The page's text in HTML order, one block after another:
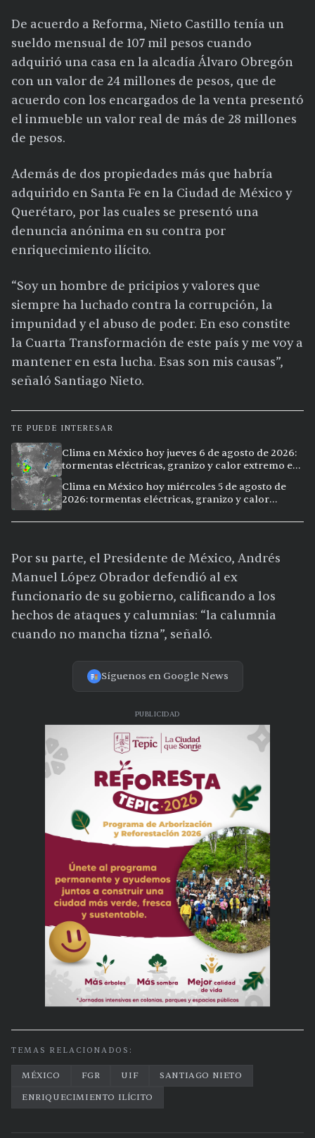
De acuerdo a Reforma, Nieto Castillo tenía un
sueldo mensual de 107 mil pesos cuando
adquirió una casa en la alcadía Álvaro Obregón
con un valor de 24 millones de pesos, que de
acuerdo con los encargados de la venta presentó
el inmueble un valor real de más de 28 millones
de pesos.
Además de dos propiedades más que habría
adquirido en Santa Fe en la Ciudad de México y
Querétaro, por las cuales se presentó una
denuncia anónima en su contra por
enriquecimiento ilícito.
“Soy un hombre de pricipios y valores que
siempre ha luchado contra la corrupción, la
impunidad y el abuso de poder. En eso constite
la Cuarta Transformación de este país y me voy a
mantener en esta lucha. Esas son mis causas”,
señaló Santiago Nieto.
TE PUEDE INTERESAR
Clima en México hoy jueves 6 de agosto de 2026:
tormentas eléctricas, granizo y calor extremo en
Clima en México hoy miércoles 5 de agosto de
2026: tormentas eléctricas, granizo y calor
Por su parte, el Presidente de México, Andrés
Manuel López Obrador defendió al ex
funcionario de su gobierno, calificando a los
hechos de ataques y calumnias: “la calumnia
cuando no mancha tizna”, señaló.
Síguenos en Google News
PUBLICIDAD
TEMAS RELACIONADOS:
MÉXICO FGR UIF
SANTIAGO NIETO
ENRIQUECIMIENTO ILÍCITO